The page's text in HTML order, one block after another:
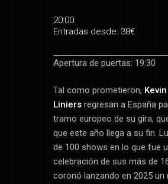
20:00
Entradas desde: 38€
Apertura de puertas: 19:30
Tal como prometieron,
Liniersregresan a España
tramo europeo de su gira,
que este año llega a su fin.
de 100 shows en lo que fue
celebración de sus más de
coronó lanzando en 2025 un